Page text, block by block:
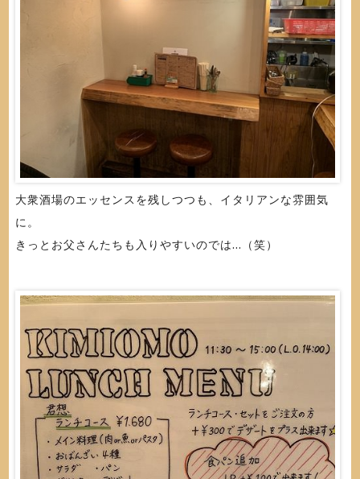
大衆酒場のエッセンスを残しつつも、イタリアンな雰囲気
に。
きっとお父さんたちも入りやすいのでは...（笑）